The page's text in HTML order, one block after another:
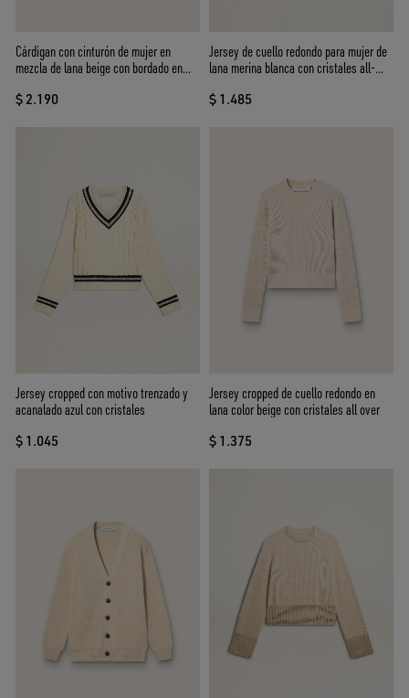
Cárdigan con cinturón de mujer en
mezcla de lana beige con bordado en
$ 2.190
Jersey de cuello redondo para mujer de
lana merina blanca con cristales all-
$ 1.485
Jersey cropped con motivo trenzado y
acanalado azul con cristales
$ 1.045
Jersey cropped de cuello redondo en
lana color beige con cristales all over
$ 1.375